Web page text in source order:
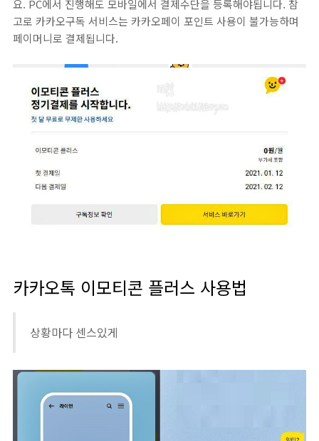
요. PC에서 진행해도 모바일에서 결제수단을 등록해야됩니다. 참
고로 카카오구독 서비스는 카카오페이 포인트 사용이 불가능하며
페이머니로 결제됩니다.
카카오톡 이모티콘 플러스 사용법
상황마다 센스있게